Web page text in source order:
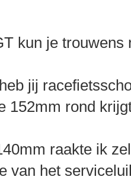
kun je trouwens
jij
152mm rond
raakte ik
van het